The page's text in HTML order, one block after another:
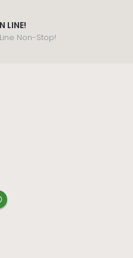
LINE!
Non-Stop!